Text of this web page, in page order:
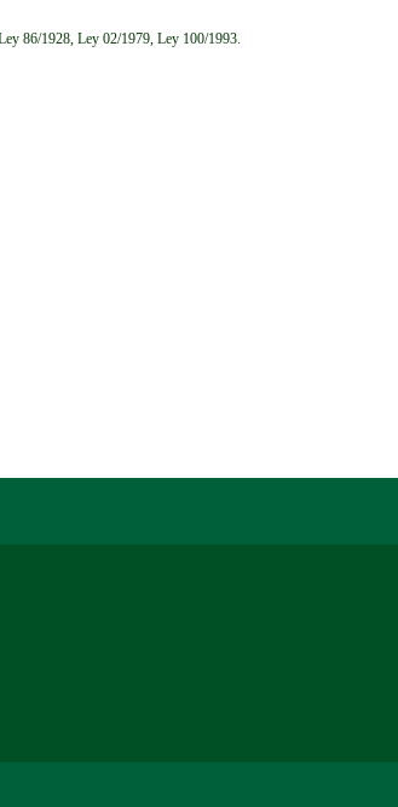
86/1928, Ley 02/1979, Ley 100/1993.